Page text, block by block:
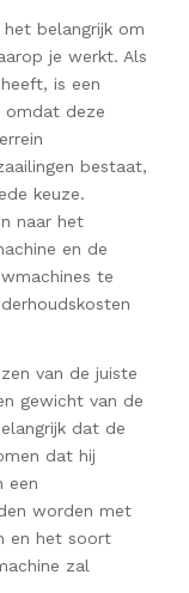
het belangrijk om
je werkt. Als
is een
omdat deze
bestaat,
keuze.
naar het
en de
te
van de juiste
gewicht van de
dat de
dat hij
een
worden met
en het soort
zal